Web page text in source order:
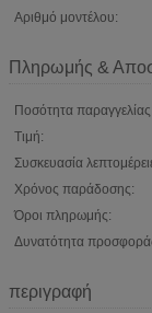
Αριθμό μοντέλου:
Πληρωμής &
Ποσότητα
Τιμή:
Συσκευασία
Χρόνος παράδοσης:
Όροι πληρωμής:
Δυνατότητα
περιγραφή